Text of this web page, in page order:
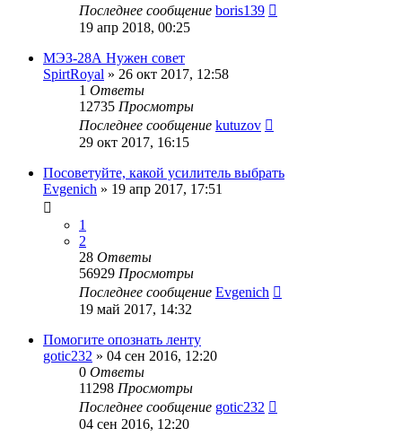
Последнее сообщение boris139
19 апр 2018, 00:25
МЭЗ-28А Нужен совет
SpirtRoyal » 26 окт 2017, 12:58
1 Ответы
12735 Просмотры
Последнее сообщение kutuzov
29 окт 2017, 16:15
Посоветуйте, какой усилитель выбрать
Evgenich » 19 апр 2017, 17:51
1
2
28 Ответы
56929 Просмотры
Последнее сообщение Evgenich
19 май 2017, 14:32
Помогите опознать ленту
gotic232 » 04 сен 2016, 12:20
0 Ответы
11298 Просмотры
Последнее сообщение gotic232
04 сен 2016, 12:20